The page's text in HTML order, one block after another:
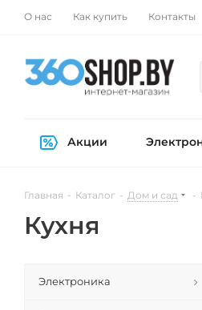
О нас Как купить Контакты
Акции
Главная - Каталог - Дом и сад -
Кухня
Электроника